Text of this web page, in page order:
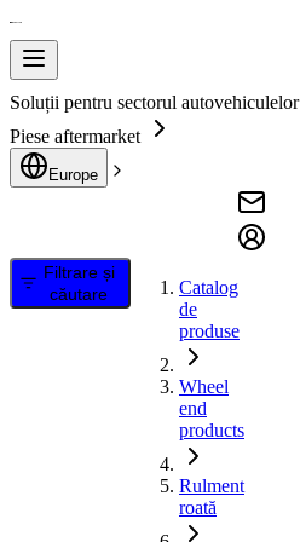
Soluții pentru sectorul autovehiculelor
Piese aftermarket
Europe
Filtrare și
căutare
Catalog
de
produse
Wheel
end
products
Rulment
roată